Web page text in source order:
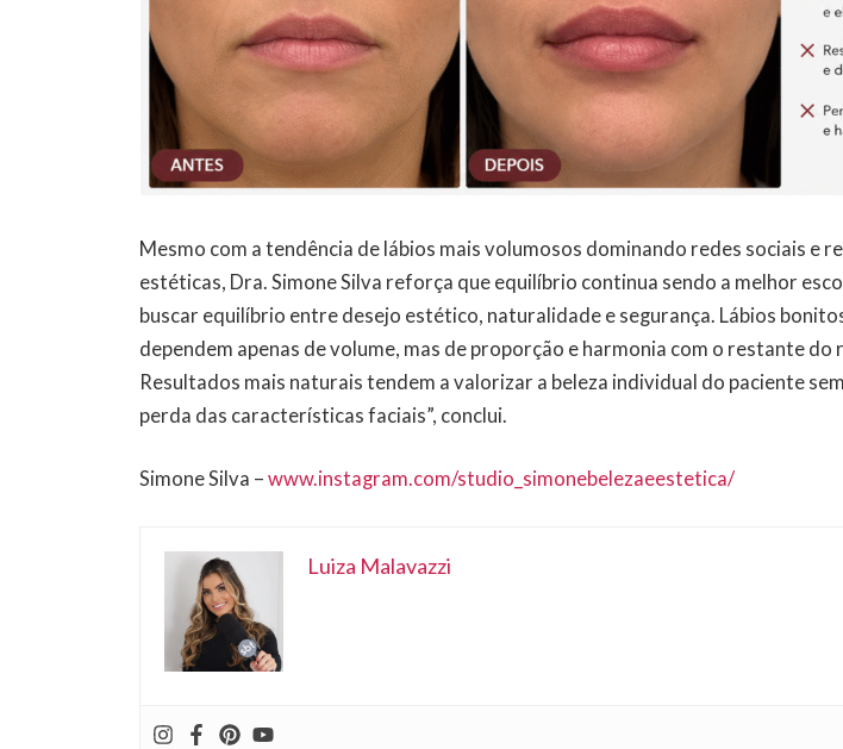
Mesmo com a tendência de lábios mais volumosos dominando redes sociais e
estéticas, Dra. Simone Silva reforça que equilíbrio continua sendo a melhor
buscar equilíbrio entre desejo estético, naturalidade e segurança. Lábios
dependem apenas de volume, mas de proporção e harmonia com o restante do
Resultados mais naturais tendem a valorizar a beleza individual do paciente
perda das características faciais”, conclui.
Simone Silva –www.instagram.com/studio_simonebelezaeestetica/
Luiza Malavazzi